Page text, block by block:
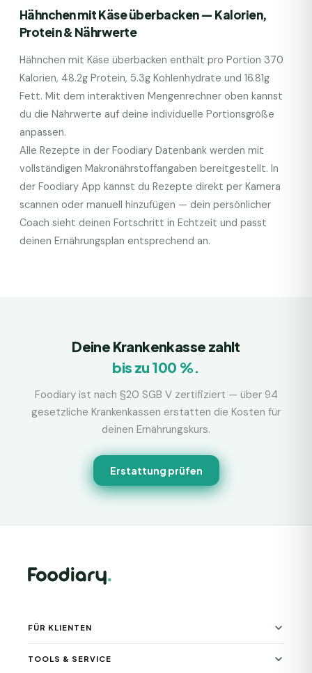
Hähnchen mit Käse überbacken— Kalorien,
Protein & Nährwerte
Hähnchen mit Käse überbacken enthält pro Portion 370
Kalorien, 48.2g Protein, 5.3g Kohlenhydrate und 16.81g
Fett. Mit dem interaktiven Mengenrechner oben kannst
du die Nährwerte auf deine individuelle Portionsgröße
anpassen.
Alle Rezepte in der Foodiary Datenbank werden mit
vollständigen Makronährstoffangaben bereitgestellt. In
der Foodiary App kannst du Rezepte direkt per Kamera
scannen oder manuell hinzufügen — dein persönlicher
Coach sieht deinen Fortschritt in Echtzeit und passt
deinen Ernährungsplan entsprechend an.
Deine Krankenkasse zahlt
bis zu 100 %.
Foodiary ist nach §20 SGB V zertifiziert — über 94
gesetzliche Krankenkassen erstatten die Kosten für
deinen Ernährungskurs.
Erstattung prüfen
FÜR KLIENTEN
TOOLS & SERVICE